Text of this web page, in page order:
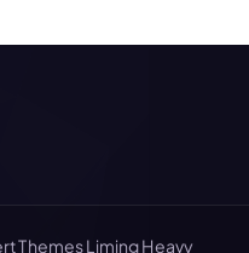
ThemesLiming Heavy